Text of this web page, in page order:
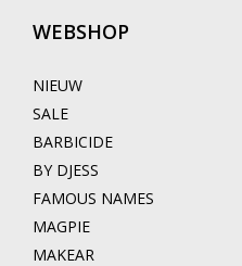
WEBSHOP
NIEUW
SALE
BARBICIDE
BY DJESS
FAMOUS NAMES
MAGPIE
MAKEAR